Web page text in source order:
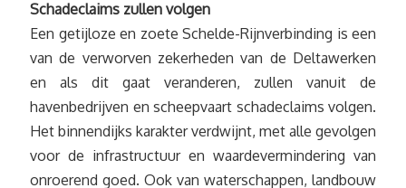
Schadeclaims zullen volgen
Een getijloze en zoete Schelde-Rijnverbinding is een
van de verworven zekerheden van de Deltawerken
en als dit gaat veranderen, zullen vanuit de
havenbedrijven en scheepvaart schadeclaims volgen.
Het binnendijks karakter verdwijnt, met alle gevolgen
voor de infrastructuur en waardevermindering van
onroerend goed. Ook van waterschappen, landbouw